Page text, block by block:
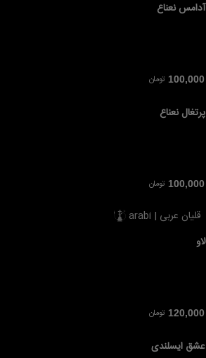
آدامس نعناع
100,000 تومان
پرتغال نعناع
100,000 تومان
قلیان عربی | arabi
لاو
120,000 تومان
عشق ایسلندی